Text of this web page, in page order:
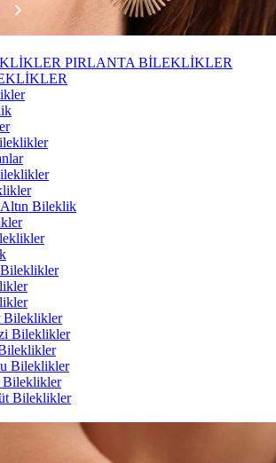
PIRLANTA BİLEKLİKLER
Bileklik
Bileklikler
Bileklikler
Bileklikler
Bileklikler
Bileklikler